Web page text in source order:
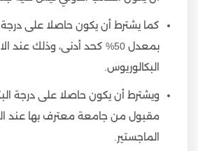
كما يشترط أن يكون حاصلا على درجة
بمعدل 50% كحد أدنى، وذلك عند
البكالوريوس.
ويشترط أن يكون حاصلا على درجة
مقبول من جامعة معترف بها عند
الماجستير.